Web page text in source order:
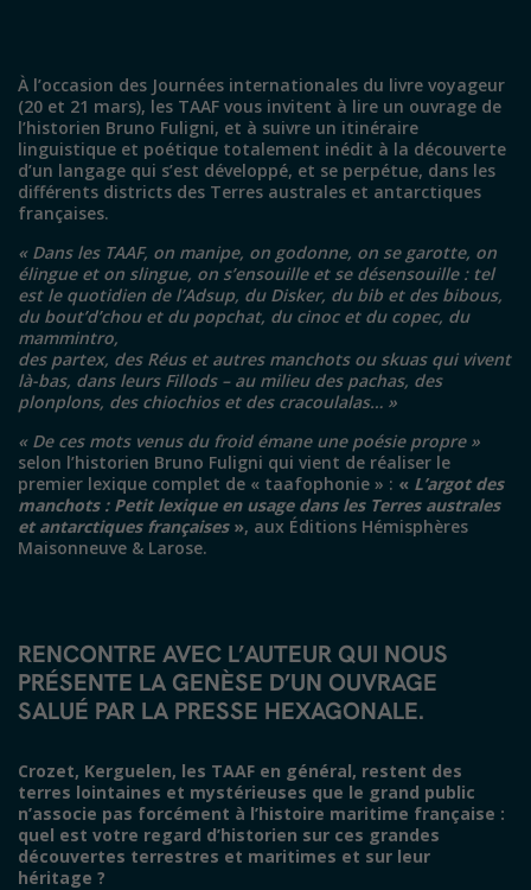
À l’occasion des Journées internationales du livre voyageur
(20 et 21 mars), les TAAF vous invitent à lire un ouvrage de
l’historien Bruno Fuligni, et à suivre un itinéraire
linguistique et poétique totalement inédit à la découverte
d’un langage qui s’est développé, et se perpétue, dans les
différents districts des Terres australes et antarctiques
françaises.
« Dans les TAAF, on manipe, on godonne, on se garotte, on
élingue et on slingue, on s’ensouille et se désensouille : tel
est le quotidien de l’Adsup, du Disker, du bib et des bibous,
du bout’d’chou et du popchat, du cinoc et du copec, du
mammintro,
des partex, des Réus et autres manchots ou skuas qui vivent
là-bas, dans leurs Fillods – au milieu des pachas, des
plonplons, des chiochios et des cracoulalas… »
« De ces mots venus du froid émane une poésie propre »
selon l’historien Bruno Fuligni qui vient de réaliser le
premier lexique complet de « taafophonie » : « L’argot des
manchots : Petit lexique en usage dans les Terres australes
et antarctiques françaises », aux Éditions Hémisphères
Maisonneuve & Larose.
RENCONTRE AVEC L’AUTEUR QUI NOUS
PRÉSENTE LA GENÈSE D’UN OUVRAGE
SALUÉ PAR LA PRESSE HEXAGONALE.
Crozet, Kerguelen, les TAAF en général, restent des
terres lointaines et mystérieuses que le grand public
n’associe pas forcément à l’histoire maritime française :
quel est votre regard d’historien sur ces grandes
découvertes terrestres et maritimes et sur leur
héritage ?